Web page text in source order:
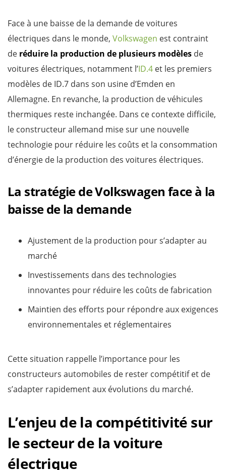
Face à une baisse de la demande de voitures
électriques dans le monde, Volkswagen est contraint
de réduire la production de plusieurs modèles de
voitures électriques, notamment l’ID.4 et les premiers
modèles de ID.7 dans son usine d’Emden en
Allemagne. En revanche, la production de véhicules
thermiques reste inchangée. Dans ce contexte difficile,
le constructeur allemand mise sur une nouvelle
technologie pour réduire les coûts et la consommation
d’énergie de la production des voitures électriques.
La stratégie de Volkswagen face à la
baisse de la demande
Ajustement de la production pour s’adapter au
marché
Investissements dans des technologies
innovantes pour réduire les coûts de fabrication
Maintien des efforts pour répondre aux exigences
environnementales et réglementaires
Cette situation rappelle l’importance pour les
constructeurs automobiles de rester compétitif et de
s’adapter rapidement aux évolutions du marché.
L’enjeu de la compétitivité sur
le secteur de la voiture
électrique